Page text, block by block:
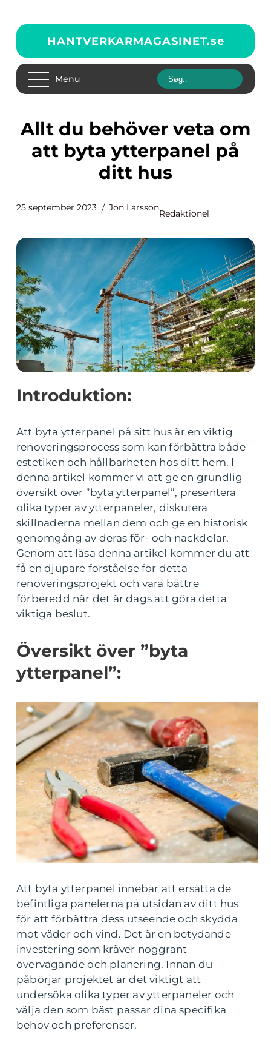
HANTVERKARMAGASINET.se
Menu
Allt du behöver veta om
att byta ytterpanel på
ditt hus
25 september 2023 Jon Larsson
Redaktionel
Introduktion:
Att byta ytterpanel på sitt hus är en viktig
renoveringsprocess som kan förbättra både
estetiken och hållbarheten hos ditt hem. I
denna artikel kommer vi att ge en grundlig
översikt över ”byta ytterpanel”, presentera
olika typer av ytterpaneler, diskutera
skillnaderna mellan dem och ge en historisk
genomgång av deras för- och nackdelar.
Genom att läsa denna artikel kommer du att
få en djupare förståelse för detta
renoveringsprojekt och vara bättre
förberedd när det är dags att göra detta
viktiga beslut.
Översikt över ”byta
ytterpanel”:
Att byta ytterpanel innebär att ersätta de
befintliga panelerna på utsidan av ditt hus
för att förbättra dess utseende och skydda
mot väder och vind. Det är en betydande
investering som kräver noggrant
övervägande och planering. Innan du
påbörjar projektet är det viktigt att
undersöka olika typer av ytterpaneler och
välja den som bäst passar dina specifika
behov och preferenser.